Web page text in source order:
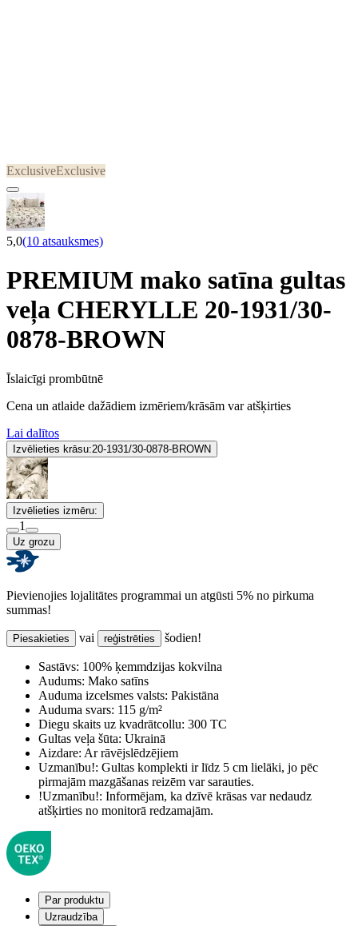
ExclusiveExclusive
5,0(10 atsauksmes)
PREMIUM mako satīna gultas
veļa CHERYLLE 20-1931/30-
0878-BROWN
Īslaicīgi prombūtnē
Cena un atlaide dažādiem izmēriem/krāsām var atšķirties
Lai dalītos
Izvēlieties krāsu:20-1931/30-0878-BROWN
Izvēlieties izmēru:
1
Uz grozu
Pievienojies lojalitātes programmai un atgūsti 5% no pirkuma
summas!
Piesakieties vai reģistrēties šodien!
Sastāvs: 100% ķemmdzijas kokvilna
Audums: Mako satīns
Auduma izcelsmes valsts: Pakistāna
Auduma svars: 115 g/m²
Diegu skaits uz kvadrātcollu: 300 TC
Gultas veļa šūta: Ukrainā
Aizdare: Ar rāvējslēdzējiem
Uzmanību!: Gultas komplekti ir līdz 5 cm lielāki, jo pēc
pirmajām mazgāšanas reizēm var sarauties.
!Uzmanību!: Informējam, ka dzīvē krāsas var nedaudz
atšķirties no monitorā redzamajām.
Par produktu
Uzraudzība